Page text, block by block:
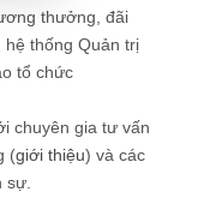
thưởng, đãi
thống Quản trị
tổ chức
chuyên gia tư vấn
(giới thiệu) và các
sự.